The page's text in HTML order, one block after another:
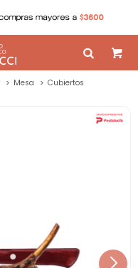
Mesa Cubiertos